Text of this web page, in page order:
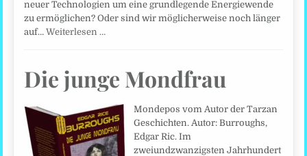
neuer Technologien um eine grundlegende Energiewende
zu ermöglichen? Oder sind wir möglicherweise noch länger
auf…Weiterlesen …
Die junge Mondfrau
Mondepos vom Autor der Tarzan
Geschichten. Autor: Burroughs,
Edgar Ric. Im
zweiundzwanzigsten Jahrhundert